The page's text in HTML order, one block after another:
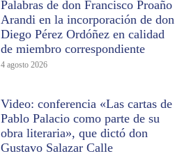
Palabras de don Francisco Proaño
Arandi en la incorporación de don
Diego Pérez Ordóñez en calidad
de miembro correspondiente
4 agosto 2026
Video: conferencia «Las cartas de
Pablo Palacio como parte de su
obra literaria», que dictó don
Gustavo Salazar Calle